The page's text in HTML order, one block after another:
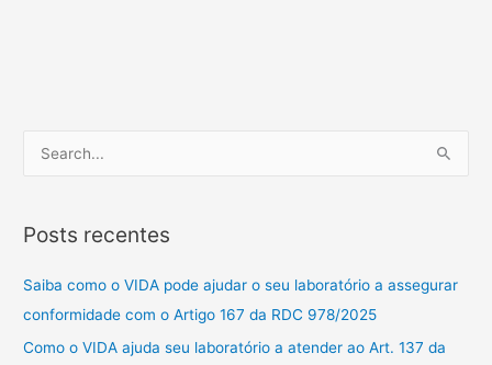
q
u
Posts recentes
Saiba como o VIDA pode ajudar o seu laboratório a assegurar
conformidade com o Artigo 167 da RDC 978/2025
Como o VIDA ajuda seu laboratório a atender ao Art. 137 da